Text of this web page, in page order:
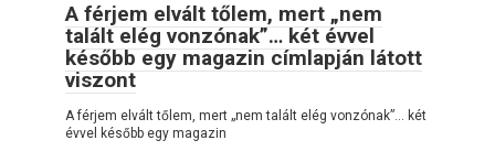
A férjem elvált tőlem, mert „nem
talált elég vonzónak”… két évvel
később egy magazin címlapján látott
viszont
A férjem elvált tőlem, mert „nem talált elég vonzónak”… két
évvel később egy magazin